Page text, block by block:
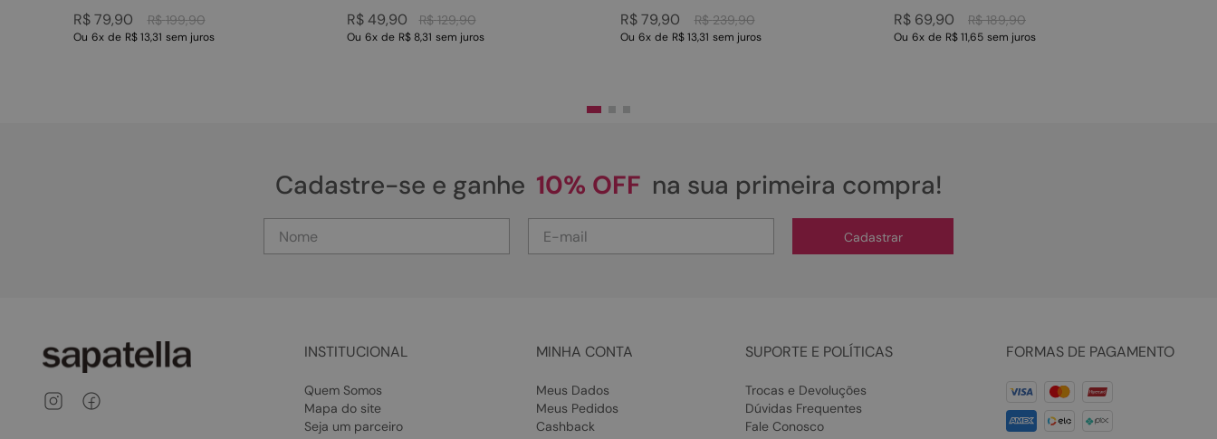
R$ 199,90
R$ 79,90
Ou 6x de R$ 13,31 sem juros
R$ 129,90
R$ 49,90
Ou 6x de R$ 8,31 sem juros
R$ 239,90
R$ 79,90
Ou 6x de R$ 13,31 sem juros
R$ 189,90
R$ 69,90
Ou 6x de R$ 11,65 sem juros
Cadastre-se e ganhe 10% OFF na sua primeira compra!
Cadastrar
INSTITUCIONAL
Quem Somos
Mapa do site
Seja um parceiro
MINHA CONTA
Meus Dados
Meus Pedidos
Cashback
SUPORTE E POLÍTICAS
Trocas e Devoluções
Dúvidas Frequentes
Fale Conosco
FORMAS DE PAGAMENTO